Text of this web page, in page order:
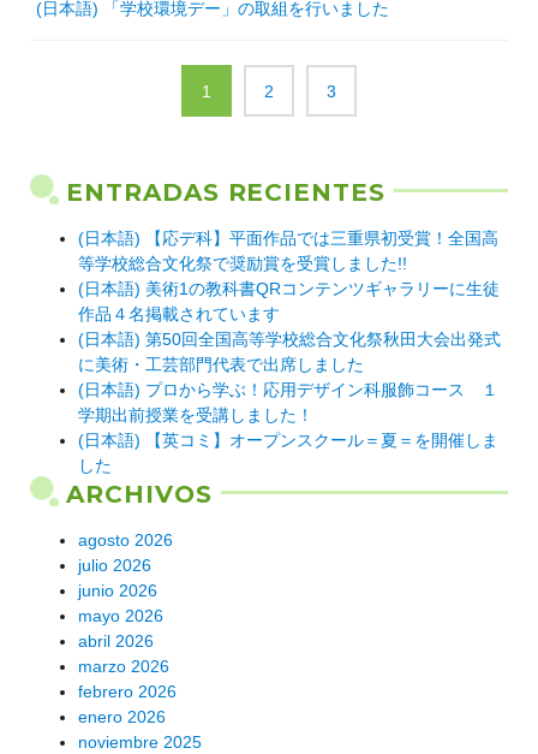
(日本語) 「学校環境デー」の取組を行いました
1 2 3
ENTRADAS RECIENTES
(日本語) 【応デ科】平面作品では三重県初受賞！全国高
等学校総合文化祭で奨励賞を受賞しました!!
(日本語) 美術1の教科書QRコンテンツギャラリーに生徒
作品４名掲載されています
(日本語) 第50回全国高等学校総合文化祭秋田大会出発式
に美術・工芸部門代表で出席しました
(日本語) プロから学ぶ！応用デザイン科服飾コース １
学期出前授業を受講しました！
(日本語) 【英コミ】オープンスクール＝夏＝を開催しま
した
ARCHIVOS
agosto 2026
julio 2026
junio 2026
mayo 2026
abril 2026
marzo 2026
febrero 2026
enero 2026
noviembre 2025